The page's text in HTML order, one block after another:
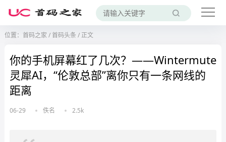
位置： 首码之家 /首码头条 /正文
你的手机屏幕红了几次？——Wintermute
灵犀AI，“伦敦总部”离你只有一条网线的
距离
06-29 佚名 2.5k